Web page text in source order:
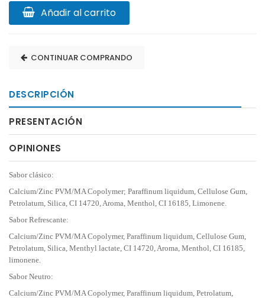
Añadir al carrito
CONTINUAR COMPRANDO
DESCRIPCIÓN
PRESENTACIÓN
OPINIONES
Sabor clásico:
Calcium/Zinc PVM/MA Copolymer; Paraffinum liquidum, Cellulose Gum,
Petrolatum, Silica, CI 14720, Aroma, Menthol, CI 16185, Limonene.
Sabor Refrescante:
Calcium/Zinc PVM/MA Copolymer, Paraffinum liquidum, Cellulose Gum,
Petrolatum, Silica, Menthyl lactate, CI 14720, Aroma, Menthol, CI 16185,
limonene.
Sabor Neutro:
Calcium/Zinc PVM/MA Copolymer, Paraffinum liquidum, Petrolatum,